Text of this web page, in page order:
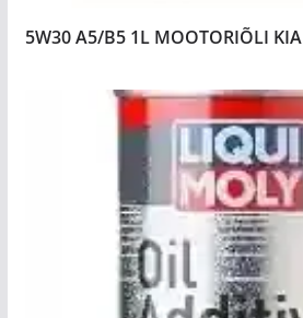
5W30 A5/B5 1L MOOTORIÕLI KIA